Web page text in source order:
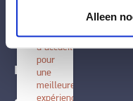
Alleen
Techniques
Inspiration
écran
d'accueil
pour
une
meilleure
expérience.